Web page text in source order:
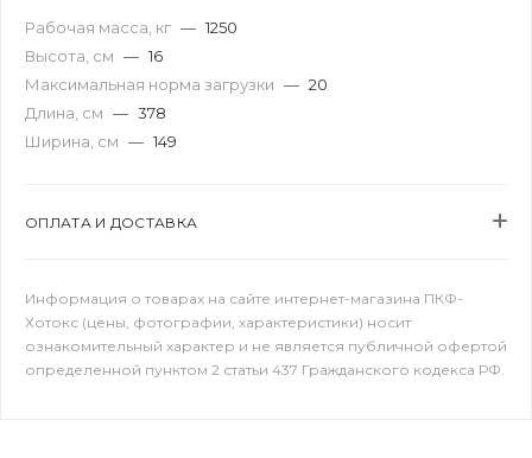
Рабочая масса, кг — 1250
Высота, см — 16
Максимальная норма загрузки — 20
Длина, см — 378
Ширина, см — 149
ОПЛАТА И ДОСТАВКА
Информация о товарах на сайте интернет-магазина ПКФ-
Хотокс (цены, фотографии, характеристики) носит
ознакомительный характер и не является публичной офертой
определенной пунктом 2 статьи 437 Гражданского кодекса РФ.